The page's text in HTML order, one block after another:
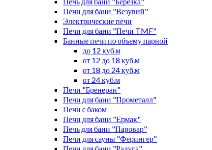
Печи для бани "Везувий"
Электрические печи
Печи для бани "Печи TMF"
Банные печи по объему парной
до 12 куб.м
от 12 до 18 куб.м
от 18 до 24 куб.м
от 24 куб.м
Печи "Бренеран"
Печи для бани "Прометалл"
Печи с баком
Печи для бани "Ермак"
Печь для бани "Паровар"
Печи для сауны "Ферингер"